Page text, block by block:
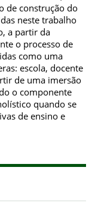
de construção do
neste trabalho
a partir da
o processo de
como uma
escola, docente
de uma imersão
o componente
quando se
de ensino e